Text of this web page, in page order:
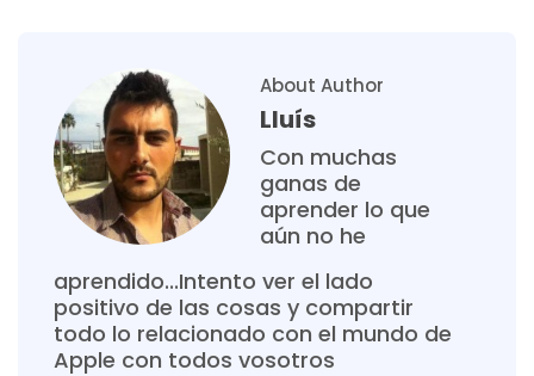
About Author
Lluís
Con muchas
ganas de
aprender lo que
aún no he
aprendido...Intento ver el lado
positivo de las cosas y compartir
todo lo relacionado con el mundo de
Apple con todos vosotros